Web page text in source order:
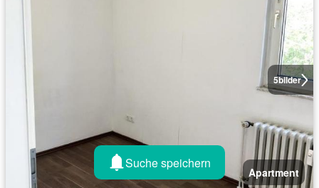
5bilder
Apartment
Suche speichern